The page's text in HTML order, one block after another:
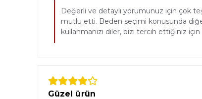
Değerli ve detaylı yorumunuz için çok
mutlu etti. Beden seçimi konusunda
kullanmanızı diler, bizi tercih ettiğiniz
Güzel ürün